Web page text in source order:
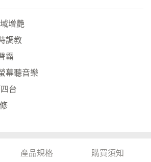
增艷
調教
霸
幕聽音樂
台
產品規格 購買須知